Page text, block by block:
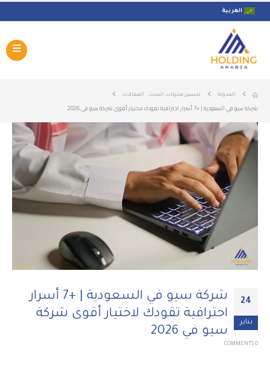
العربية
المدونة تحسين محركات البحث, المقالات
شركة سيو في السعودية | +7 أسرار احترافية تقودك لاختيار أقوى شركة سيو في 2026
24
يناير
شركة سيو في السعودية | +7 أسرار
احترافية تقودك لاختيار أقوى شركة
سيو في 2026
0 COMMENTS